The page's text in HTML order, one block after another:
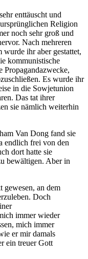
enttäuscht und
Religion
noch sehr groß und
Nach mehreren
wurde ihr aber gestattet,
kommunistische
Propagandazwecke,
Es wurde ihr
in die Sowjetunion
Das tat ihrer
sie nämlich weiterhin
Van Dong fand sie
endlich frei von den
dort hatte sie
bewältigen. Aber in
gewesen, an dem
Doch
immer wieder
mich immer
er mir damals
ein treuer Gott